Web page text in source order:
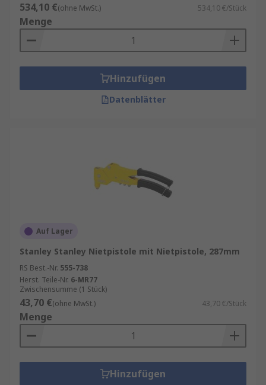
534,10 €(ohne MwSt.) 534,10 €/Stück
Menge
Hinzufügen
Datenblätter
Auf Lager
Stanley Stanley Nietpistole mit Nietpistole, 287mm
RS Best.-Nr. 555-738
Herst. Teile-Nr. 6-MR77
Zwischensumme (1 Stück)
43,70 €(ohne MwSt.) 43,70 €/Stück
Menge
Hinzufügen